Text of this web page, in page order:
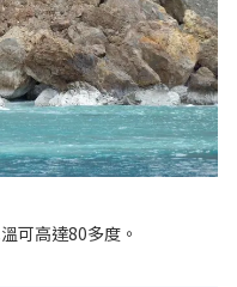
可高達80多度。